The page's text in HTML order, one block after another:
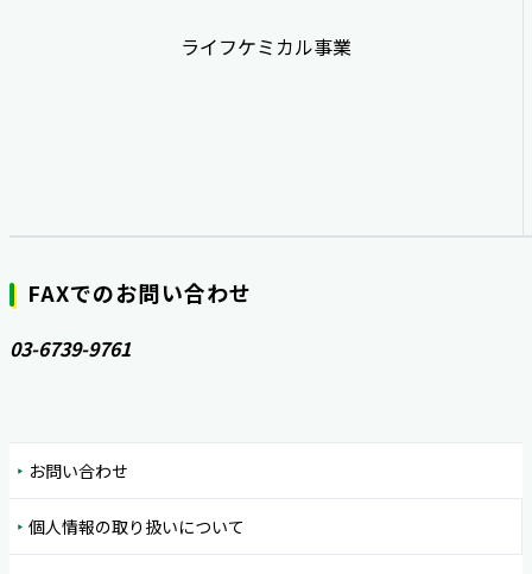
ライフケミカル事業
FAXでのお問い合わせ
03-6739-9761
お問い合わせ
個人情報の取り扱いについて